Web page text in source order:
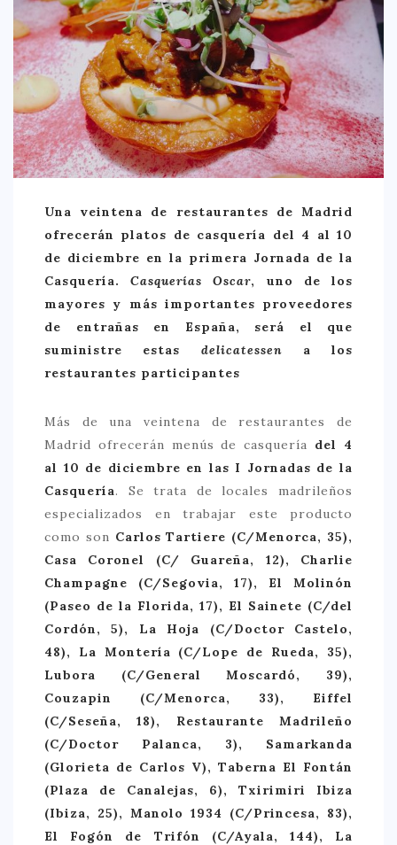
CREATIVA
DULCE
FUSIÓN
INDIA
ITALIANA
LATINA
SALUDABLE
TAPAS
PRECIO
< 25 €
> 50 €
LIFESTYLE
BEAUTY
CONOCIENDO A …
ESCAPADAS
GOURMET
SELECCIONES MESADE2
MAPA
POR SUS BAÑOS…
Una veintena de restaurantes de Madrid
ofrecerán platos de casquería del 4 al 10
de diciembre en la primera Jornada de la
Casquería.Casquerías Oscar, uno de los
mayores y más importantes proveedores
de entrañas en España, será el que
suministre estas delicatessen a los
restaurantes participantes
Más de una veintena de restaurantes de
Madrid ofrecerán menús de casquería del 4
al 10 de diciembre en las I Jornadas de la
Casquería. Se trata de locales madrileños
especializados en trabajar este producto
como son Carlos Tartiere (C/Menorca, 35),
Casa Coronel (C/ Guareña, 12), Charlie
Champagne (C/Segovia, 17), El Molinón
(Paseo de la Florida, 17), El Sainete (C/del
Cordón, 5), La Hoja (C/Doctor Castelo,
48), La Montería (C/Lope de Rueda, 35),
Lubora (C/General Moscardó, 39),
Couzapin (C/Menorca, 33), Eiffel
(C/Seseña, 18), Restaurante Madrileño
(C/Doctor Palanca, 3), Samarkanda
(Glorieta de Carlos V), Taberna El Fontán
(Plaza de Canalejas, 6), Txirimiri Ibiza
(Ibiza, 25), Manolo 1934 (C/Princesa, 83),
El Fogón de Trifón (C/Ayala, 144), La